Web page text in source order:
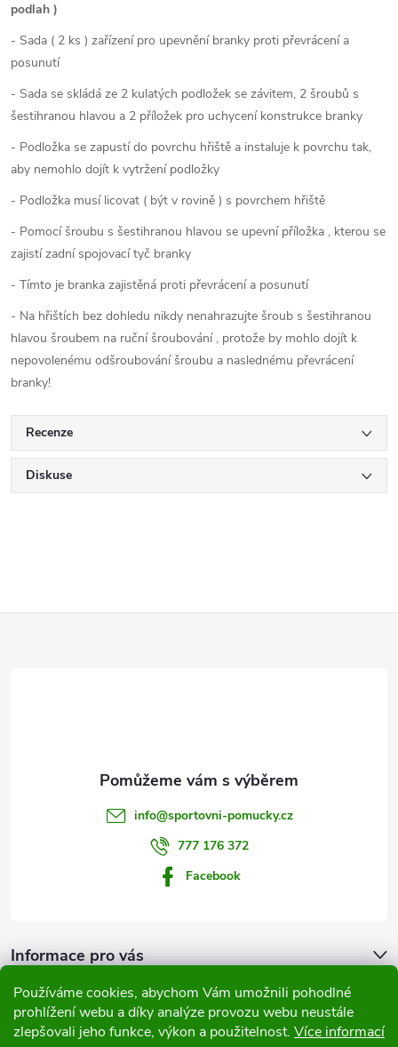
Používáme cookies, abychom Vám umožnili pohodlné
prohlížení webu a díky analýze provozu webu neustále
zlepšovali jeho funkce, výkon a použitelnost. Více informací
podlah )
- Sada ( 2 ks ) zařízení pro upevnění branky proti převrácení a
posunutí
- Sada se skládá ze 2 kulatých podložek se závitem, 2 šroubů s
šestihranou hlavou a 2 příložek pro uchycení konstrukce branky
- Podložka se zapustí do povrchu hřiště a instaluje k povrchu tak,
aby nemohlo dojít k vytržení podložky
- Podložka musí licovat ( být v rovině ) s povrchem hřiště
- Pomocí šroubu s šestihranou hlavou se upevní příložka , kterou se
zajistí zadní spojovací tyč branky
- Tímto je branka zajistěná proti převrácení a posunutí
- Na hřištích bez dohledu nikdy nenahrazujte šroub s šestihranou
hlavou šroubem na ruční šroubování , protože by mohlo dojít k
nepovolenému odšroubování šroubu a naslednému převrácení
branky!
Recenze
Diskuse
info@sportovni-pomucky.cz
777 176 372
Facebook
Informace pro vás
Přijímáme online platby